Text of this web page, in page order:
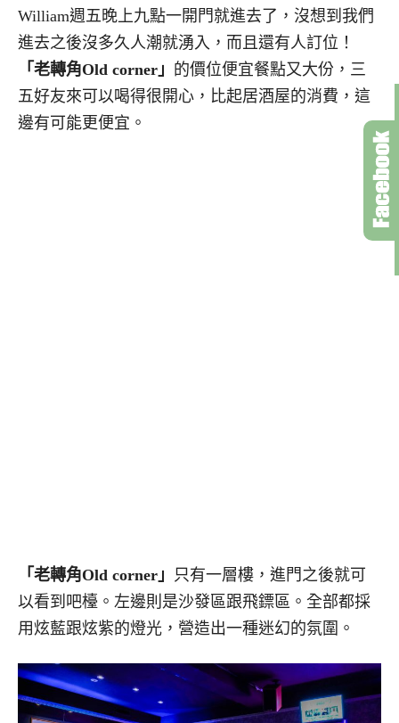
William週五晚上九點一開門就進去了，沒想到我們
進去之後沒多久人潮就湧入，而且還有人訂位！
「老轉角Old corner」 的價位便宜餐點又大份，三
五好友來可以喝得很開心，比起居酒屋的消費，這
邊有可能更便宜。
「老轉角Old corner」 只有一層樓，進門之後就可
以看到吧檯。左邊則是沙發區跟飛鏢區。全部都採
用炫藍跟炫紫的燈光，營造出一種迷幻的氛圍。